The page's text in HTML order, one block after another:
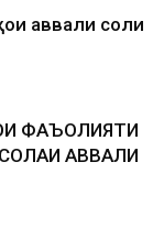
аввали соли
ФАЪОЛИЯТИ
АВВАЛИ